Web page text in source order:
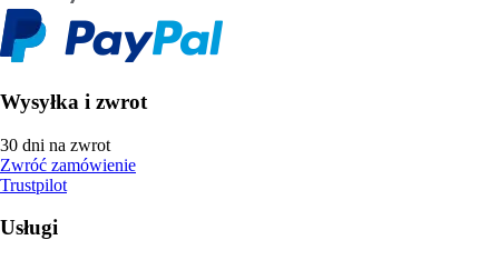
Wysyłka i zwrot
30 dni na zwrot
Zwróć zamówienie
Trustpilot
Usługi